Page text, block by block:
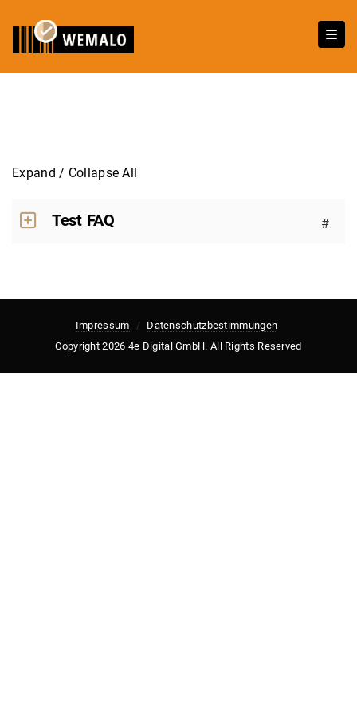
Expand / Collapse All
Test FAQ #
Impressum
Datenschutzbestimmungen
Copyright 2026 4e Digital GmbH. All Rights Reserved